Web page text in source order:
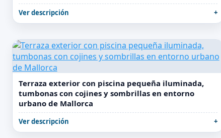
Ver descripción
Terraza exterior con piscina pequeña iluminada,
tumbonas con cojines y sombrillas en entorno
urbano de Mallorca
Ver descripción